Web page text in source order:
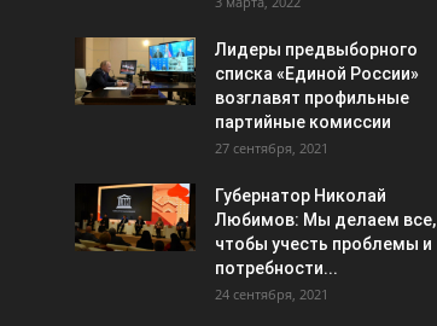
Лидеры предвыборного
списка «Единой России»
возглавят профильные
партийные комиссии
27 сентября, 2021
Губернатор Николай
Любимов: Мы делаем все,
чтобы учесть проблемы и
потребности...
24 сентября, 2021